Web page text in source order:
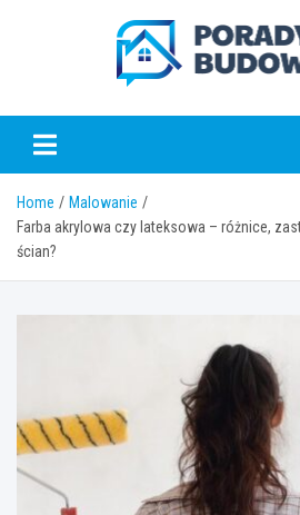
Home
Malowanie
Farba akrylowa czy lateksowa – różnice,
ścian?